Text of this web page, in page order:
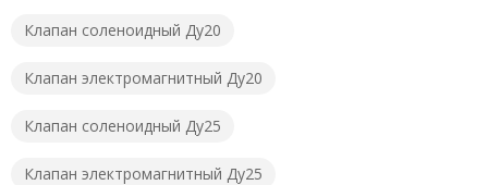
Клапан соленоидный Ду20
Клапан электромагнитный Ду20
Клапан соленоидный Ду25
Клапан электромагнитный Ду25